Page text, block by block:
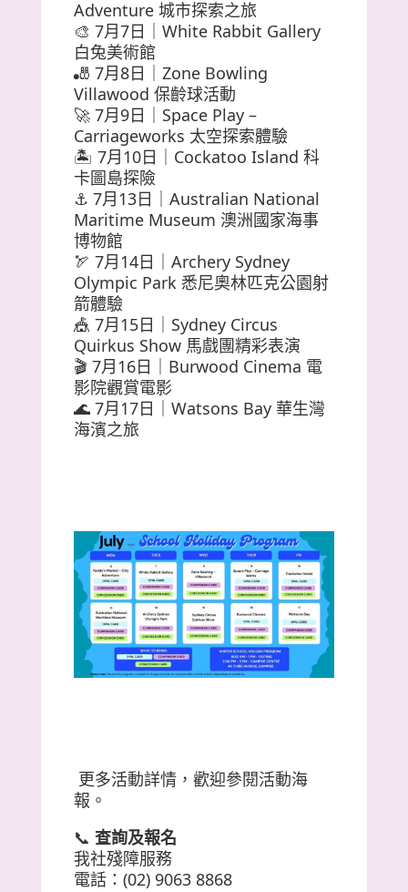
Adventure 城市探索之旅
🎨 7月7日｜White Rabbit Gallery
白兔美術館
🎳 7月8日｜Zone Bowling
Villawood 保齡球活動
🚀 7月9日｜Space Play –
Carriageworks 太空探索體驗
🏝️ 7月10日｜Cockatoo Island 科
卡圖島探險
⚓ 7月13日｜Australian National
Maritime Museum 澳洲國家海事
博物館
🏹 7月14日｜Archery Sydney
Olympic Park 悉尼奧林匹克公園射
箭體驗
🎪 7月15日｜Sydney Circus
Quirkus Show 馬戲團精彩表演
🎬 7月16日｜Burwood Cinema 電
影院觀賞電影
🌊 7月17日｜Watsons Bay 華生灣
海濱之旅
更多活動詳情，歡迎參閱活動海
報。
📞 查詢及報名
我社殘障服務
電話：(02) 9063 8868